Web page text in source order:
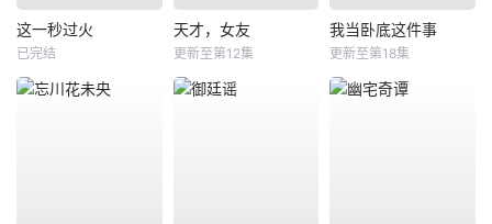
这一秒过火
已完结
天才，女友
更新至第12集
我当卧底这件事
更新至第18集